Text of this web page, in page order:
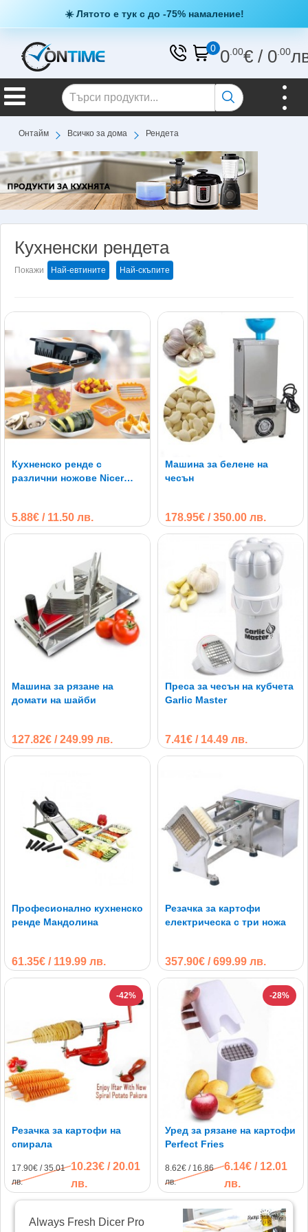
☀️ Лятото е тук с до -75% намаление!
0 0.00€/ 0.00
Онтайм Всичко за дома Рендета
Кухненски рендета
Покажи Най-евтините Най-скъпите
Кухненско ренде с
различни ножове Nicer
5.88€ / 11.50 лв.
Машина за белене на
чесън
178.95€ / 350.00 лв.
Машина за рязане на
домати на шайби
127.82€ / 249.99 лв.
Преса за чесън на кубчета
Garlic Master
7.41€ / 14.49 лв.
Професионално кухненско
ренде Мандолина
61.35€ / 119.99 лв.
Резачка за картофи
електрическа с три ножа
357.90€ / 699.99 лв.
-42%
Резачка за картофи на
спирала
17.90€ / 35.01
лв.
10.23€ / 20.01
лв.
-28%
Уред за рязане на картофи
Perfect Fries
8.62€ / 16.86
лв.
6.14€ / 12.01
лв.
Always Fresh Dicer Pro